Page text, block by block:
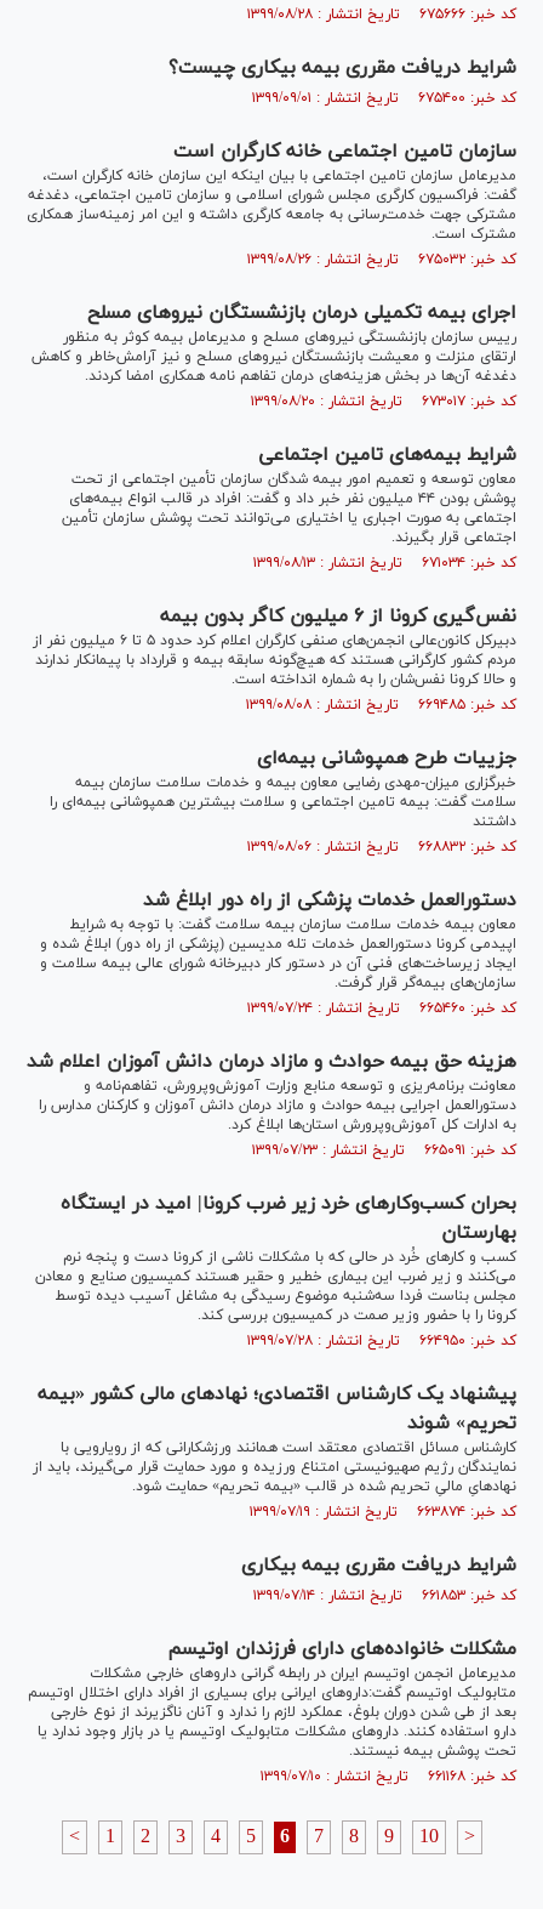
کد خبر: ۶۷۵۶۶۶ تاریخ انتشار : ۱۳۹۹/۰۸/۲۸
شرایط دریافت مقرری بیمه بیکاری چیست؟
کد خبر: ۶۷۵۴۰۰ تاریخ انتشار : ۱۳۹۹/۰۹/۰۱
سازمان تامین اجتماعی خانه کارگران است
مدیرعامل سازمان تامین اجتماعی با بیان اینکه این سازمان خانه کارگران است،
گفت: فراکسیون کارگری مجلس شورای اسلامی و سازمان تامین اجتماعی، دغدغه
مشترکی جهت خدمت‌رسانی به جامعه کارگری داشته و این امر زمینه‌ساز همکاری
مشترک است.
کد خبر: ۶۷۵۰۳۲ تاریخ انتشار : ۱۳۹۹/۰۸/۲۶
اجرای بیمه تکمیلی درمان بازنشستگان نیرو‌های مسلح
رییس سازمان بازنشستگی نیرو‌های مسلح و مدیرعامل بیمه کوثر به منظور
ارتقای منزلت و معیشت بازنشستگان نیرو‌های مسلح و نیز آرامش‌خاطر و کاهش
دغدغه آن‌ها در بخش هزینه‌های درمان تفاهم نامه همکاری امضا کردند.
کد خبر: ۶۷۳۰۱۷ تاریخ انتشار : ۱۳۹۹/۰۸/۲۰
شرایط بیمه‌های تامین اجتماعی
معاون توسعه و تعمیم امور بیمه شدگان سازمان تأمین اجتماعی از تحت
پوشش بودن ۴۴ میلیون نفر خبر داد و گفت: افراد در قالب انواع بیمه‌های
اجتماعی به صورت اجباری یا اختیاری می‌توانند تحت پوشش سازمان تأمین
اجتماعی قرار بگیرند.
کد خبر: ۶۷۱۰۳۴ تاریخ انتشار : ۱۳۹۹/۰۸/۱۳
نفس‌گیری کرونا از ۶ میلیون کاگر بدون بیمه
دبیرکل کانون‌عالی انجمن‌های صنفی کارگران اعلام کرد حدود ۵ تا ۶ میلیون نفر از
مردم کشور کارگرانی هستند که هیچ‌گونه سابقه بیمه و قرارداد با پیمانکار ندارند
و حالا کرونا نفس‌شان را به شماره انداخته است.
کد خبر: ۶۶۹۴۸۵ تاریخ انتشار : ۱۳۹۹/۰۸/۰۸
جزییات طرح همپوشانی بیمه‌ای
خبرگزاری میزان-مهدی رضایی معاون بیمه و خدمات سلامت سازمان بیمه
سلامت گفت: بیمه تامین اجتماعی و سلامت بیشترین همپوشانی بیمه‌ای را
داشتند
کد خبر: ۶۶۸۸۳۲ تاریخ انتشار : ۱۳۹۹/۰۸/۰۶
دستورالعمل خدمات پزشکی از راه دور ابلاغ شد
معاون بیمه خدمات سلامت سازمان بیمه سلامت گفت: با توجه به شرایط
اپیدمی کرونا دستورالعمل خدمات تله مدیسین (پزشکی از راه دور) ابلاغ شده و
ایجاد زیرساخت‌های فنی آن در دستور کار دبیرخانه شورای عالی بیمه سلامت و
سازمان‌های بیمه‌گر قرار گرفت.
کد خبر: ۶۶۵۴۶۰ تاریخ انتشار : ۱۳۹۹/۰۷/۲۴
هزینه حق بیمه حوادث و مازاد درمان دانش آموزان اعلام شد
معاونت برنامه‌ریزی و توسعه منابع وزارت آموزش‌وپرورش، تفاهم‌نامه و
دستورالعمل اجرایی بیمه حوادث و مازاد درمان دانش آموزان و کارکنان مدارس را
به ادارات کل آموزش‌وپرورش استان‌ها ابلاغ کرد.
کد خبر: ۶۶۵۰۹۱ تاریخ انتشار : ۱۳۹۹/۰۷/۲۳
بحران کسب‌وکارهای خرد زیر ضرب کرونا| امید در ایستگاه
بهارستان
کسب و کار‌های خُرد در حالی که با مشکلات ناشی از کرونا دست و پنجه نرم
می‌کنند و زیر ضرب این بیماری خطیر و حقیر هستند کمیسیون صنایع و معادن
مجلس بناست فردا سه‌شنبه موضوع رسیدگی به مشاغل آسیب دیده توسط
کرونا را با حضور وزیر صمت در کمیسیون بررسی کند.
کد خبر: ۶۶۴۹۵۰ تاریخ انتشار : ۱۳۹۹/۰۷/۲۸
پیشنهاد یک کارشناس اقتصادی؛ نهاد‌های مالی کشور «بیمه
تحریم» شوند
کارشناس مسائل اقتصادی معتقد است همانند ورزشکارانی که از رویارویی با
نمایندگان رژیم صهیونیستی امتناع ورزیده و مورد حمایت قرار می‌گیرند، باید از
نهادهایِ مالیِ تحریم شده در قالب «بیمه تحریم» حمایت شود.
کد خبر: ۶۶۳۸۷۴ تاریخ انتشار : ۱۳۹۹/۰۷/۱۹
شرایط دریافت مقرری بیمه بیکاری
کد خبر: ۶۶۱۸۵۳ تاریخ انتشار : ۱۳۹۹/۰۷/۱۴
مشکلات خانواده‌های دارای فرزندان اوتیسم
مدیرعامل انجمن اوتیسم ایران در رابطه گرانی دارو‌های خارجی مشکلات
متابولیک اوتیسم گفت:دارو‌های ایرانی برای بسیاری از افراد دارای اختلال اوتیسم
بعد از طی شدن دوران بلوغ، عملکرد لازم را ندارد و آنان ناگزیرند از نوع خارجی
دارو استفاده کنند. دارو‌های مشکلات متابولیک اوتیسم یا در بازار وجود ندارد یا
تحت پوشش بیمه نیستند.
کد خبر: ۶۶۱۱۶۸ تاریخ انتشار : ۱۳۹۹/۰۷/۱۰
< 1 2 3 4 5 6 7 8 9 10 >